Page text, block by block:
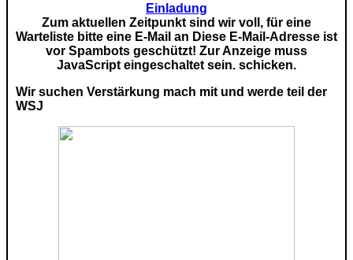
Einladung
Zum aktuellen Zeitpunkt sind wir voll, für eine
Warteliste bitte eine E-Mail an Diese E-Mail-Adresse ist
vor Spambots geschützt! Zur Anzeige muss
JavaScript eingeschaltet sein. schicken.
Wir suchen Verstärkung mach mit und werde teil der
WSJ